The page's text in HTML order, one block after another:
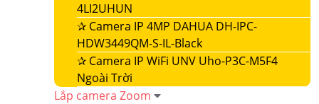
4LI2UHUN
✰ Camera IP 4MP DAHUA DH-IPC-
HDW3449QM-S-IL-Black
✰ Camera IP WiFi UNV Uho-P3C-M5F4
Ngoài Trời
Lắp camera Zoom